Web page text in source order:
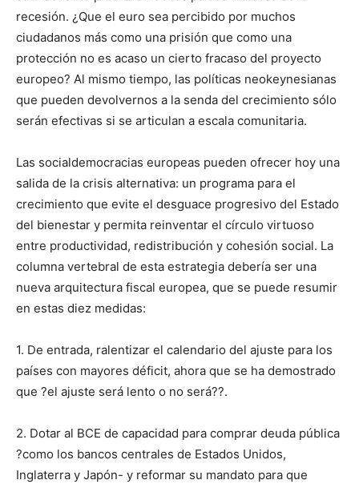
recesión. ¿Que el euro sea percibido por muchos
ciudadanos más como una prisión que como una
protección no es acaso un cierto fracaso del proyecto
europeo? Al mismo tiempo, las políticas neokeynesianas
que pueden devolvernos a la senda del crecimiento sólo
serán efectivas si se articulan a escala comunitaria.
Las socialdemocracias europeas pueden ofrecer hoy una
salida de la crisis alternativa: un programa para el
crecimiento que evite el desguace progresivo del Estado
del bienestar y permita reinventar el círculo virtuoso
entre productividad, redistribución y cohesión social. La
columna vertebral de esta estrategia debería ser una
nueva arquitectura fiscal europea, que se puede resumir
en estas diez medidas:
1. De entrada, ralentizar el calendario del ajuste para los
países con mayores déficit, ahora que se ha demostrado
que ?el ajuste será lento o no será??.
2. Dotar al BCE de capacidad para comprar deuda pública
?como los bancos centrales de Estados Unidos,
Inglaterra y Japón- y reformar su mandato para que